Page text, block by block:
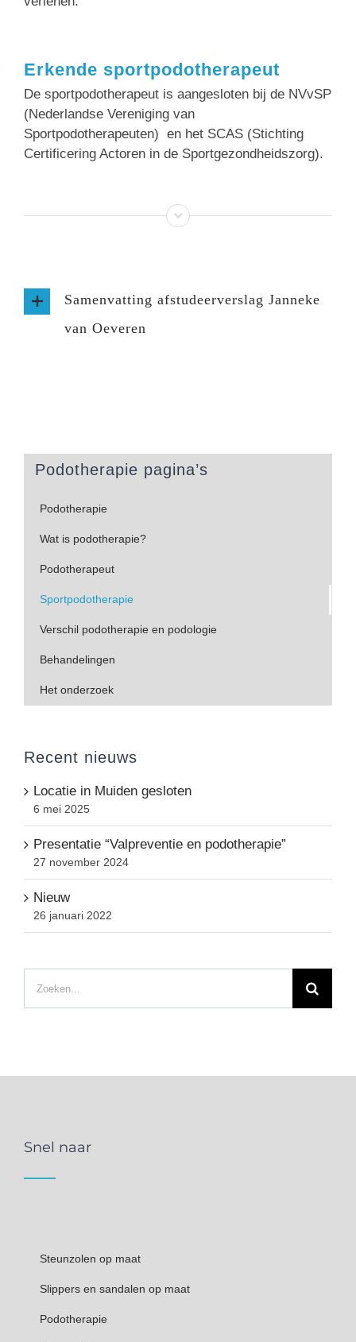
Erkende sportpodotherapeut
De sportpodotherapeut is aangesloten bij de NVvSP
(Nederlandse Vereniging van
Sportpodotherapeuten) en het SCAS (Stichting
Certificering Actoren in de Sportgezondheidszorg).
Samenvatting afstudeerverslag Janneke
van Oeveren
Podotherapie pagina’s
Podotherapie
Wat is podotherapie?
Podotherapeut
Sportpodotherapie
Verschil podotherapie en podologie
Behandelingen
Het onderzoek
Recent nieuws
Locatie in Muiden gesloten
6 mei 2025
Presentatie “Valpreventie en podotherapie”
27 november 2024
Nieuw
26 januari 2022
Snel naar
Steunzolen op maat
Slippers en sandalen op maat
Podotherapie